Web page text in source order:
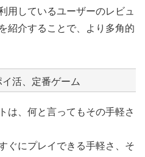
用しているユーザーのレビュ
紹介することで、より多角的
活、定番ゲーム
は、何と言ってもその手軽さ
ぐにプレイできる手軽さ、そ